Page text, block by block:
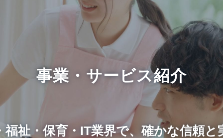
事業・サービス紹介
福祉・保育・IT業界で、確かな信頼と